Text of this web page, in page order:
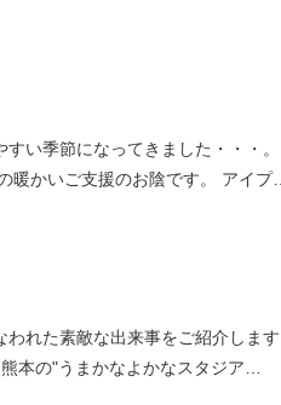
い季節になってきました・・・
暖かいご支援のお陰です。 アイプ…
れた素敵な出来事をご紹介しま
本の"うまかなよかなスタジア…